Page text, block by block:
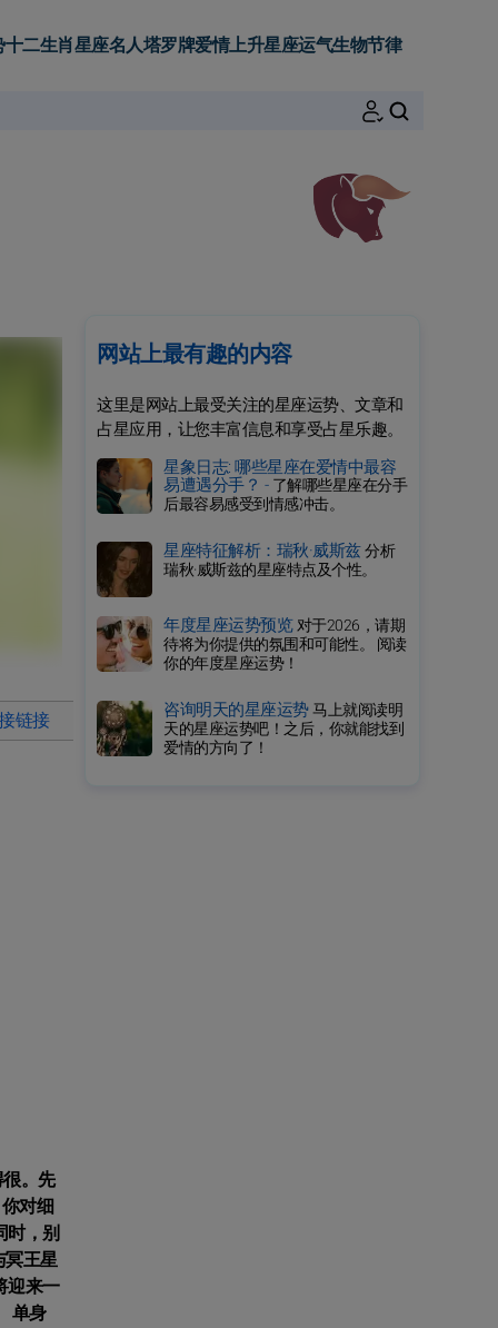
十二生肖星座名人塔罗牌爱情上升星座运气生物节律
链接
。先
对细
时，别
冥王星
迎来一
单身
网站上最有趣的内容
这里是网站上最受关注的星座运势、文章和
占星应用，让您丰富信息和享受占星乐趣。
星象日志: 哪些星座在爱情中最容
易遭遇分手？ -了解哪些星座在分手
后最容易感受到情感冲击。
星座特征解析：瑞秋·威斯兹分析
瑞秋·威斯兹的星座特点及个性。
年度星座运势预览对于2026，请期
待将为你提供的氛围和可能性。 阅读
你的年度星座运势！
咨询明天的星座运势马上就阅读明
天的星座运势吧！之后，你就能找到
爱情的方向了！